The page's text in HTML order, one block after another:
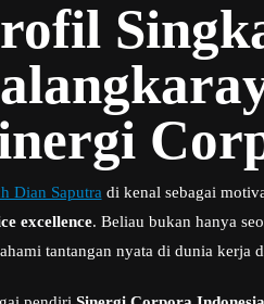
Dian Saputra di kenal sebagai
excellence. Beliau bukan hanya
tantangan nyata di dunia kerja